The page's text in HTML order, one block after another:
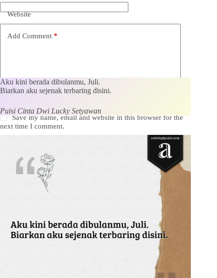
Website
Add Comment *
Save my name, email and website in this browser for the
next time I comment.
Kirim Komentar
Aku kini berada dibulanmu, Juli.
Biarkan aku sejenak terbaring disini.
Puisi Cinta Dwi Lucky Setyawan